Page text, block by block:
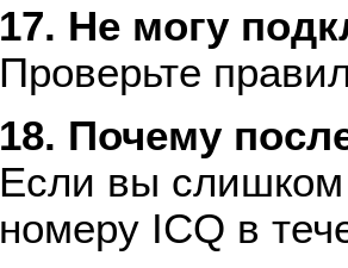
17. Не могу
Проверьте
18. Почему
Если вы слишком
номеру ICQ в